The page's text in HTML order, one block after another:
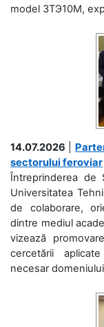
model 3ТЭ10М,
14.07.2026
sectorului feroviar
Întreprinderea de
Universitatea
de colaborare,
dintre mediul
vizează
cercetării
necesar